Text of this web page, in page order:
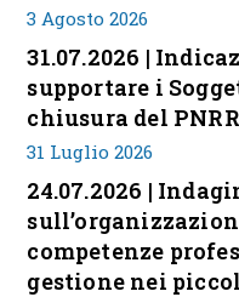
3 Agosto 2026
31.07.2026 |
supportare i
chiusura del PNRR
31 Luglio 2026
24.07.2026 |
competenze
gestione nei